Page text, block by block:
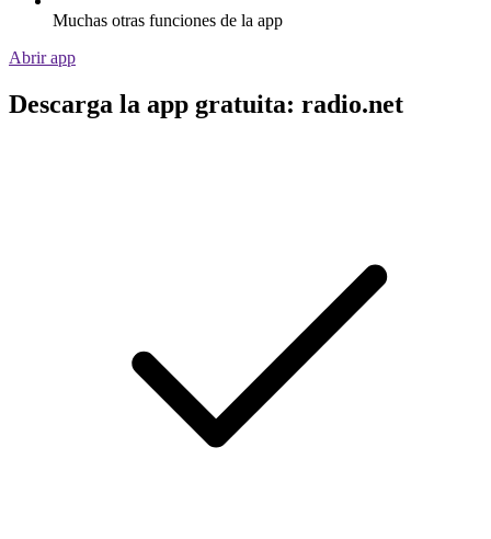
Muchas otras funciones de la app
Abrir app
Descarga la app gratuita: radio.net